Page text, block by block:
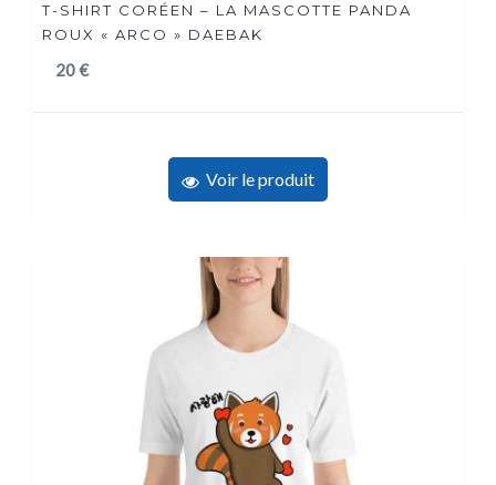
T-SHIRT CORÉEN – LA MASCOTTE PANDA
ROUX « ARCO » DAEBAK
20€
Voir le produit